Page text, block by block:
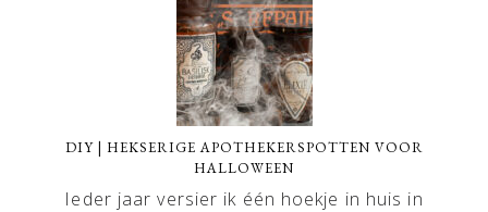
DIY | HEKSERIGE APOTHEKERSPOTTEN VOOR
HALLOWEEN
Ieder jaar versier ik één hoekje in huis in